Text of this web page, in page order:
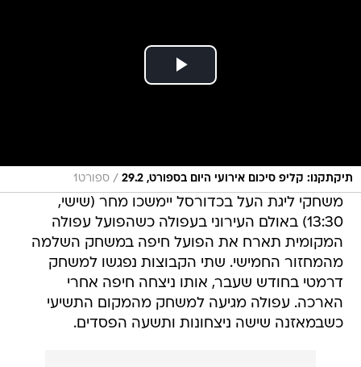
תיקתקנו: קליפ סיכום אירועי היום בספורט, 29.2 / ספורט1
משחקי ליגת העל בכדורסל יימשכו מחר (שישי,
13:30) באולם העירוני בעפולה כשהפועל עפולה
המקומית תארח את הפועל חיפה במשחק השלמה
מהמחזור החמישי. שתי הקבוצות נפגשו למשחק
דרמטי בחודש שעבר, אותו ניצחה חיפה אחרי
הארכה. עפולה מגיעה למשחק מהמקום התשיעי
כשבמאזנה שישה ניצחונות ותשעה הפסדים.